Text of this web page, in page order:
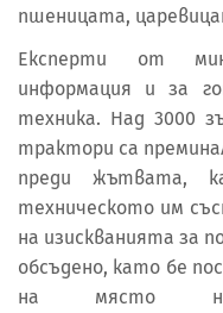
пшеницата,
Експерти от
информация и за
техника. Над 3000
трактори са
преди жътвата,
техническото им
на изискванията за
обсъдено, като бе
на място на